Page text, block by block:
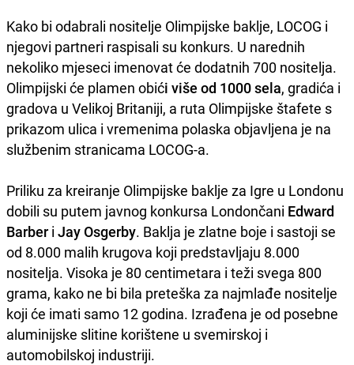
Kako bi odabrali nositelje Olimpijske baklje, LOCOG i
njegovi partneri raspisali su konkurs. U narednih
nekoliko mjeseci imenovat će dodatnih 700 nositelja.
Olimpijski će plamen obići više od 1000 sela, gradića i
gradova u Velikoj Britaniji, a ruta Olimpijske štafete s
prikazom ulica i vremenima polaska objavljena je na
službenim stranicama LOCOG-a.
Priliku za kreiranje Olimpijske baklje za Igre u Londonu
dobili su putem javnog konkursa Londončani Edward
Barber i Jay Osgerby. Baklja je zlatne boje i sastoji se
od 8.000 malih krugova koji predstavljaju 8.000
nositelja. Visoka je 80 centimetara i teži svega 800
grama, kako ne bi bila preteška za najmlađe nositelje
koji će imati samo 12 godina. Izrađena je od posebne
aluminijske slitine korištene u svemirskoj i
automobilskoj industriji.